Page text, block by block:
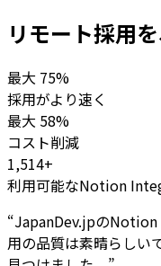
リモート採用
最大 75%
採用がより速く
最大 58%
コスト削減
1,514+
利用可能なNotion
“JapanDev.jpの
用の品質は素晴らしい